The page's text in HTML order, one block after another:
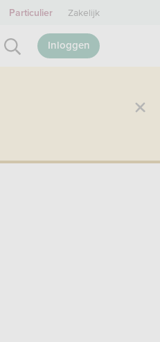
Inloggen
Particulier Zakelijk